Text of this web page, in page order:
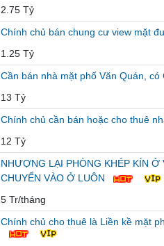
2.75 Tỷ
Chính chủ bán chung cư view mặt
1.25 Tỷ
Cần bán nhà mặt phố Văn Quán,
13 Tỷ
Chính chủ cần bán hoặc cho thuê
12 Tỷ
NHƯỢNG LẠI PHÒNG KHÉP KÍN
CHUYỂN VÀO Ở LUÔN
5 Tr/tháng
Chính chủ cho thuê là Liền kề mặt